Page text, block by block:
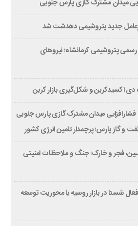
میدان مشترک گازی پارس جنوبی
جدید پتروشیمی دهدشت شد
پتروشیمی کرمانشاه؛ نیروهای
دی اکسیدکربن و شکل‌گیری بازار کربن
میدان مشترک گازی پارس جنوبی
و گاز پارس؛ پرچمدار تامین انرژی کشور
فجر و خارک؛ جنگ و ملاحظات امنیتی
شستا در بازار روسیه با محوریت توسعه